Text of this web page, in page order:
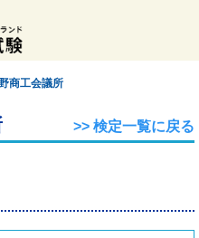
商工会議所
>> 検定一覧に戻る